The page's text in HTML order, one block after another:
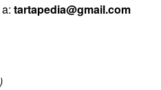
tartapedia@gmail.com